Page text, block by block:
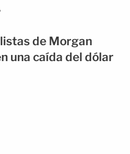
de Morgan
una caída del dólar